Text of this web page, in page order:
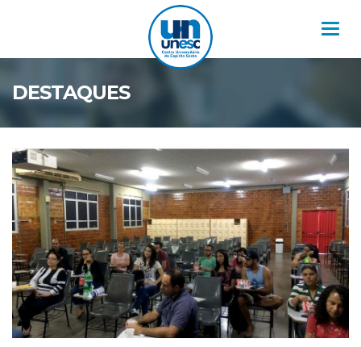
DESTAQUES